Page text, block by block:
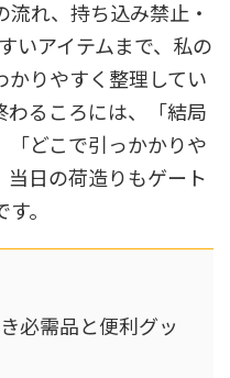
れ、持ち込み禁止・
いアイテムまで、私の
かりやすく整理してい
わるころには、「結局
どこで引っかかりや
日の荷造りもゲート
。
必需品と便利グッ